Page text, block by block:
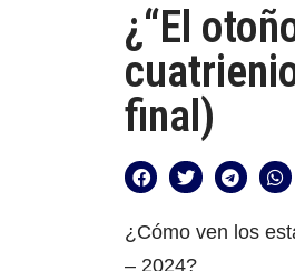
¿“El
final)
¿Cómo ven los
– 2024?